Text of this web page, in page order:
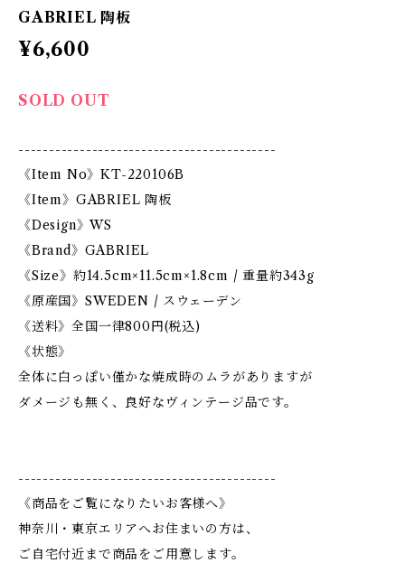
GABRIEL 陶板
¥6,600
SOLD OUT
------------------------------------------
《Item No》KT-220106B
《Item》GABRIEL 陶板
《Design》WS
《Brand》GABRIEL
《Size》約14.5cm×11.5cm×1.8cm / 重量約343g
《原産国》SWEDEN / スウェーデン
《送料》全国一律800円(税込)
《状態》
全体に白っぽい僅かな焼成時のムラがありますが
ダメージも無く、良好なヴィンテージ品です。
------------------------------------------
《商品をご覧になりたいお客様へ》
神奈川・東京エリアへお住まいの方は、
ご自宅付近まで商品をご用意します。